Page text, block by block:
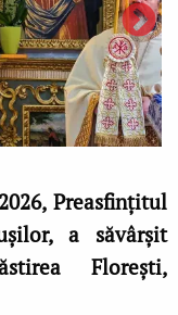
Preasfințitul
a săvârșit
Florești,